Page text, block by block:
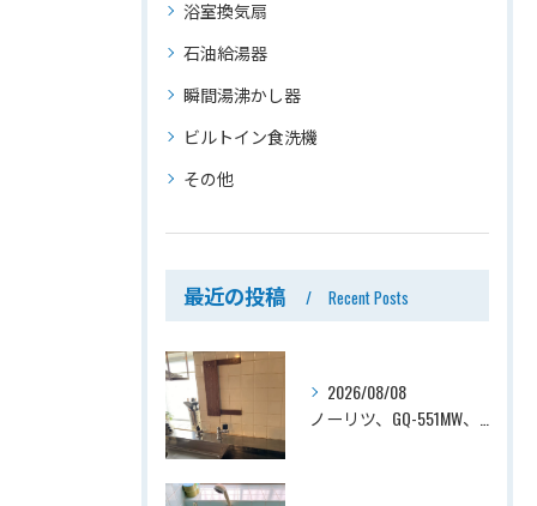
浴室換気扇
石油給湯器
瞬間湯沸かし器
ビルトイン食洗機
その他
最近の投稿 Recent Posts
2026/08/08
ノーリツ、GQ-551MW、5号、元止式、屋内壁掛、防熱カバー付き、瞬間湯沸かし器（小型湯沸器）設置工事ー埼玉県川口市道合